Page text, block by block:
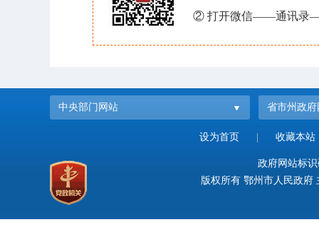
② 打开微信——通讯录
中央部门网站 省市州政府
设为首页 收藏本站
政府网站标
版权所有 鄂州市人民政府